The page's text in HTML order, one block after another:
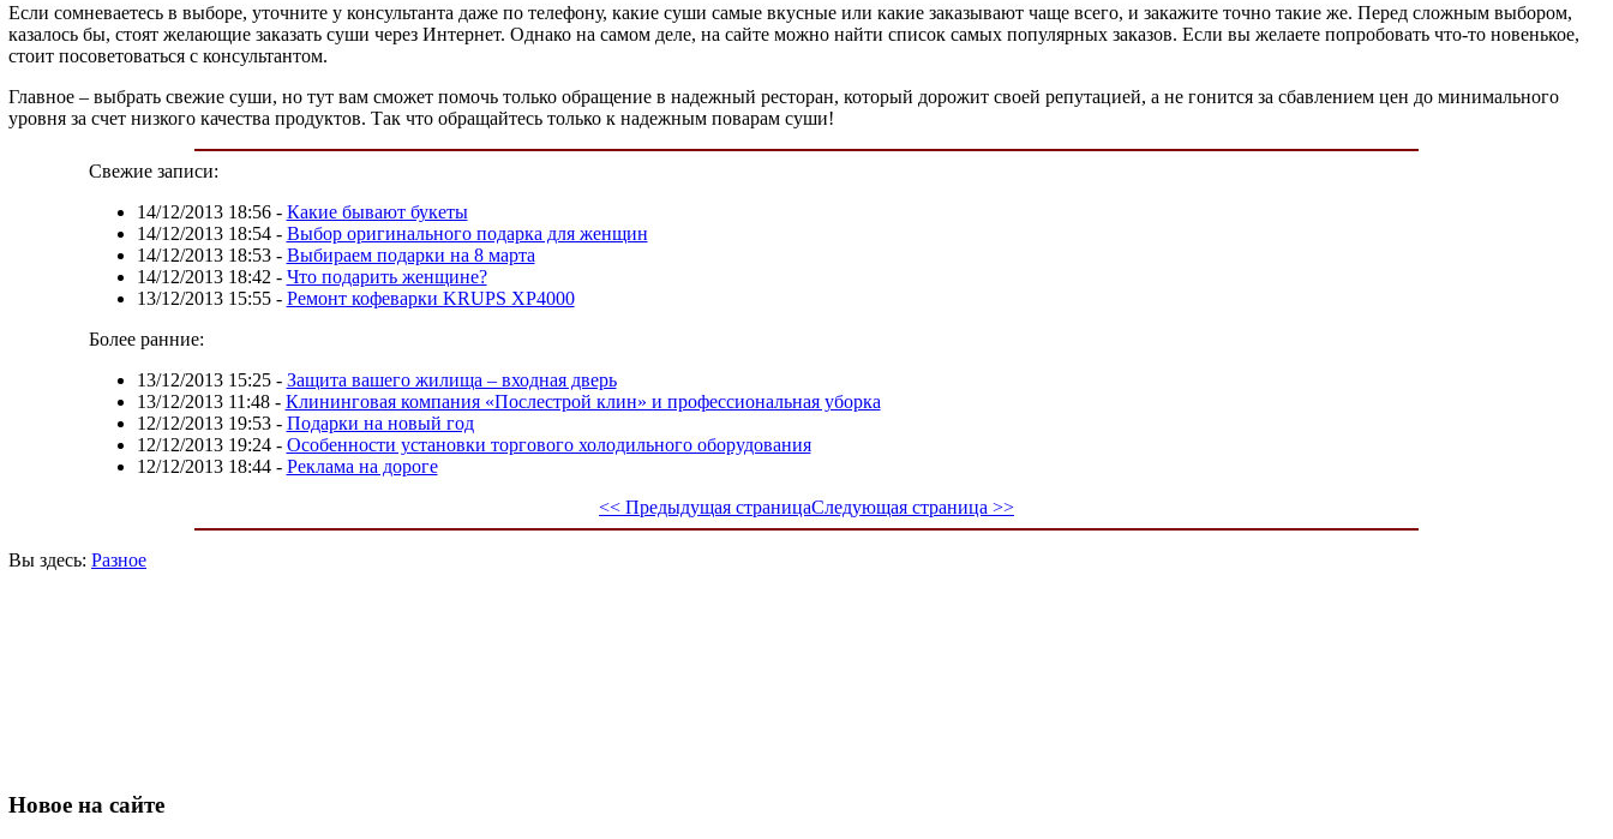
Если сомневаетесь в выборе, уточните у консультанта даже по телефону, какие суши самые вкусные или какие заказывают чаще всего, и закажите точно такие же. Перед сложным выбором,
казалось бы, стоят желающие заказать суши через Интернет. Однако на самом деле, на сайте можно найти список самых популярных заказов. Если вы желаете попробовать что-то новенькое,
стоит посоветоваться с консультантом.
Главное – выбрать свежие суши, но тут вам сможет помочь только обращение в надежный ресторан, который дорожит своей репутацией, а не гонится за сбавлением цен до минимального
уровня за счет низкого качества продуктов. Так что обращайтесь только к надежным поварам суши!
Свежие записи:
14/12/2013 18:56- Какие бывают букеты
14/12/2013 18:54- Выбор оригинального подарка для женщин
14/12/2013 18:53- Выбираем подарки на 8 марта
14/12/2013 18:42 - Что подарить женщине?
13/12/2013 15:55- Ремонт кофеварки KRUPS XP4000
Более ранние:
13/12/2013 15:25- Защита вашего жилища – входная дверь
13/12/2013 11:48- Клининговая компания «Послестрой клин» и профессиональная уборка
12/12/2013 19:53- Подарки на новый год
12/12/2013 19:24- Особенности установки торгового холодильного оборудования
12/12/2013 18:44- Реклама на дороге
<< Предыдущая страницаСледующая страница >>
Вы здесь: Разное
Новое на сайте